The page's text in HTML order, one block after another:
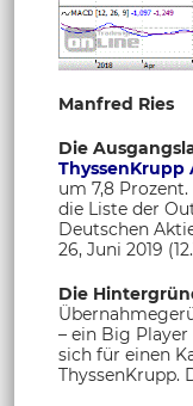
Manfred Ries
Die
ThyssenKrupp
um 7,8
die Liste der
Deutschen
26, Juni 2019
Die
– ein Big
sich für einen
ThyssenKrupp.